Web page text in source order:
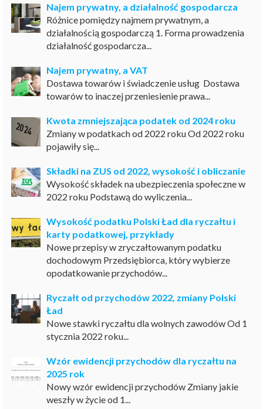
Najem prywatny, a działalność gospodarcza
Różnice pomiędzy najmem prywatnym, a
działalnością gospodarczą 1. Forma prowadzenia
działalność gospodarcza...
Najem prywatny, a VAT
Dostawa towarów i świadczenie usług Dostawa
towarów to inaczej przeniesienie prawa...
Kwota zmniejszająca podatek od 2024 roku
Zmiany w podatkach od 2022 roku Od 2022 roku
pojawiły się...
Składki na ZUS od 2022, wysokość i obliczanie
Wysokość składek na ubezpieczenia społeczne w
2022 roku Podstawą do wyliczenia...
Wysokość podatku Polski Ład dla ryczałtu i
karty podatkowej, przykłady
Nowe przepisy w zryczałtowanym podatku
dochodowym Przedsiębiorca, który wybierze
opodatkowanie przychodów...
Ryczałt od przychodów 2022, zmiany Polski
Ład
Nowe stawki ryczałtu dla wolnych zawodów Od 1
stycznia 2022 roku...
Wzór ewidencji przychodów dla ryczałtu na
2025 rok
Nowy wzór ewidencji przychodów Zmiany jakie
weszły w życie od 1...